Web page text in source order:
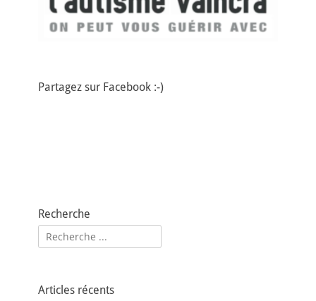
Partagez sur Facebook :-)
Recherche
Rechercher :
Articles récents